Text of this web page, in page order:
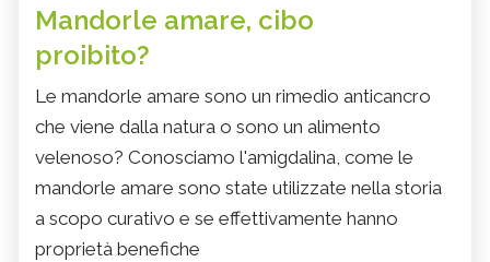
Mandorle amare, cibo
proibito?
Le mandorle amare sono un rimedio anticancro
che viene dalla natura o sono un alimento
velenoso? Conosciamo l'amigdalina, come le
mandorle amare sono state utilizzate nella storia
a scopo curativo e se effettivamente hanno
proprietà benefiche